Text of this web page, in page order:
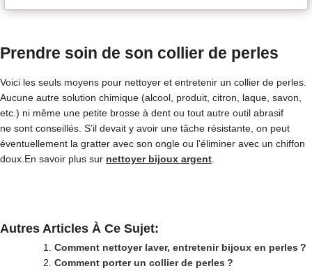
Prendre soin de son collier de perles
Voici les seuls moyens pour nettoyer et entretenir un collier de perles.
Aucune autre solution chimique (alcool, produit, citron, laque, savon,
etc.) ni même une petite brosse à dent ou tout autre outil abrasif
ne sont conseillés. S’il devait y avoir une tâche résistante, on peut
éventuellement la gratter avec son ongle ou l’éliminer avec un chiffon
doux.En savoir plus sur nettoyer bijoux argent
Autres Articles À Ce Sujet:
Comment nettoyer laver, entretenir bijoux en perles ?
Comment porter un collier de perles ?